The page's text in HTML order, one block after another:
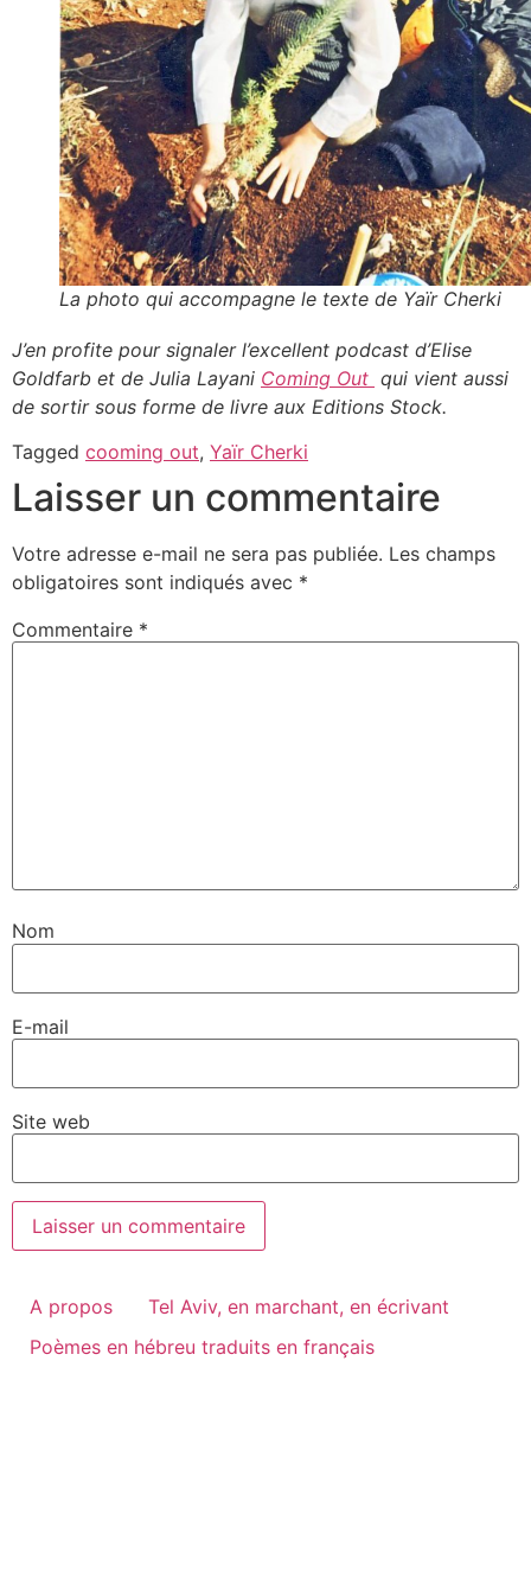
La photo qui accompagne le texte de Yaïr Cherki
J’en profite pour signaler l’excellent podcast d’Elise
Goldfarb et de Julia Layani Coming Out qui vient aussi
de sortir sous forme de livre aux Editions Stock.
Tagged cooming out, Yaïr Cherki
Laisser un commentaire
Votre adresse e-mail ne sera pas publiée. Les champs
obligatoires sont indiqués avec *
Commentaire *
Nom
E-mail
Site web
A propos
Tel Aviv, en marchant, en écrivant
Poèmes en hébreu traduits en français